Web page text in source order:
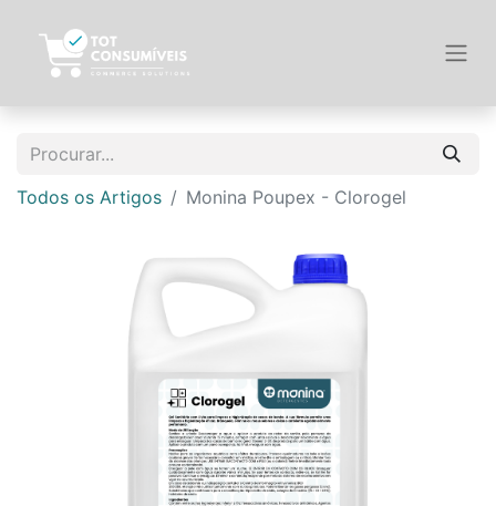
Todos os Artigos Monina Poupex - Clorogel